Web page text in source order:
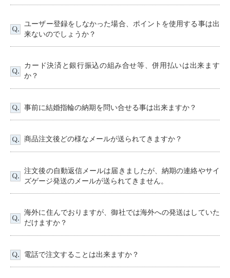
ユーザー登録をしなかった場合、ポイントを使用する事は出
来ないのでしょうか？
カード決済と銀行振込の組み合せ等、併用払いは出来ます
か？
事前に結婚指輪の納期を問い合せる事は出来ますか？
商品注文後どの様なメールが送られてきますか？
注文後の自動返信メールは届きましたが、納期の連絡やサイ
ズゲージ発送のメールが送られてきません。
海外に住んでおりますが、御社では海外への発送はしていた
だけますか？
電話で注文することは出来ますか？